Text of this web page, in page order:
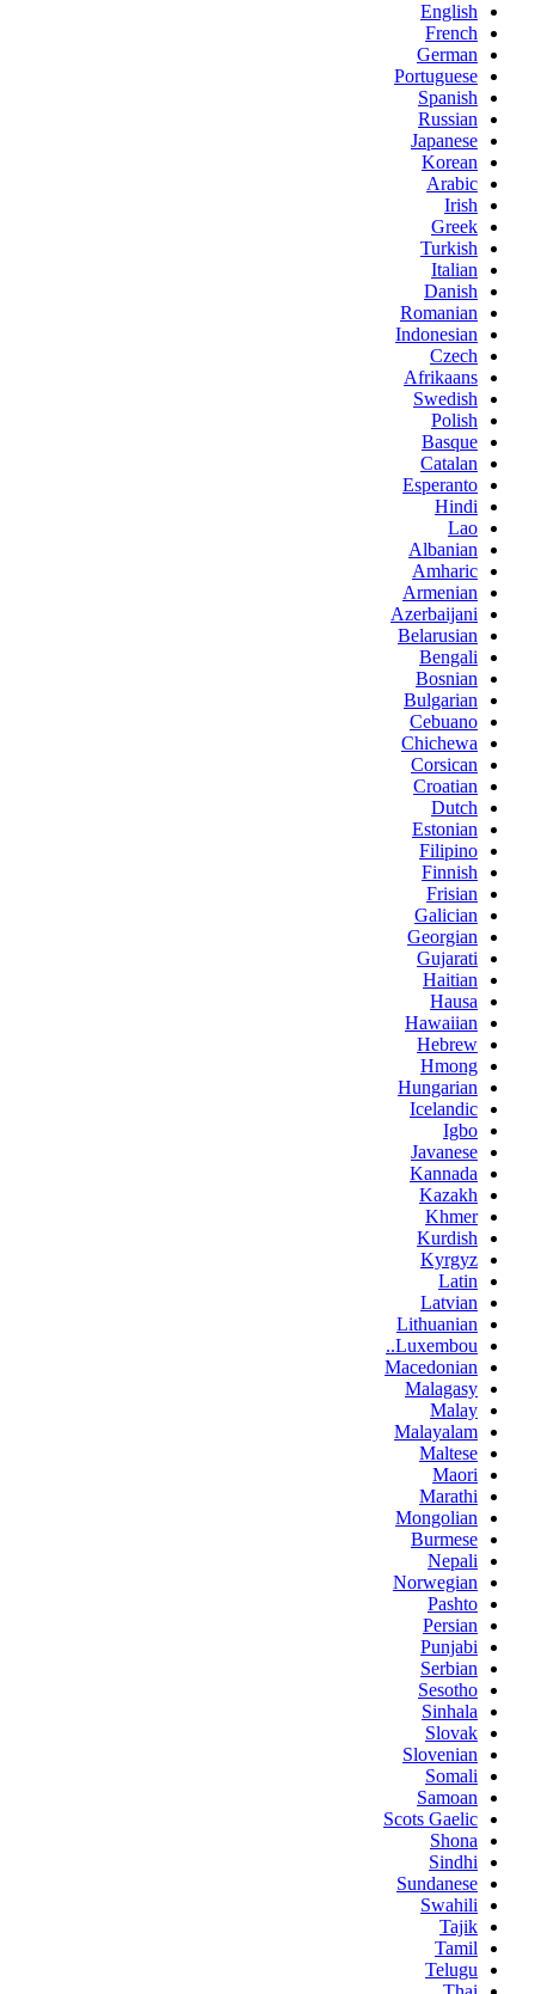
English
French
German
Portuguese
Spanish
Russian
Japanese
Korean
Arabic
Irish
Greek
Turkish
Italian
Danish
Romanian
Indonesian
Czech
Afrikaans
Swedish
Polish
Basque
Catalan
Esperanto
Hindi
Lao
Albanian
Amharic
Armenian
Azerbaijani
Belarusian
Bengali
Bosnian
Bulgarian
Cebuano
Chichewa
Corsican
Croatian
Dutch
Estonian
Filipino
Finnish
Frisian
Galician
Georgian
Gujarati
Haitian
Hausa
Hawaiian
Hebrew
Hmong
Hungarian
Icelandic
Igbo
Javanese
Kannada
Kazakh
Khmer
Kurdish
Kyrgyz
Latin
Latvian
Lithuanian
Luxembou..
Macedonian
Malagasy
Malay
Malayalam
Maltese
Maori
Marathi
Mongolian
Burmese
Nepali
Norwegian
Pashto
Persian
Punjabi
Serbian
Sesotho
Sinhala
Slovak
Slovenian
Somali
Samoan
Scots Gaelic
Shona
Sindhi
Sundanese
Swahili
Tajik
Tamil
Telugu